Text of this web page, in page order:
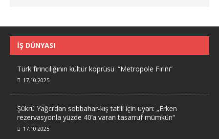
İŞ DÜNYASI
Türk fırıncılığının kültür köprüsü: “Metropole Fırını”
17.10.2025
Şükrü Yağcı’dan sobbahar-kış tatili için uyarı: „Erken
rezervasyonla yüzde 40’a varan tasarruf mümkün“
17.10.2025